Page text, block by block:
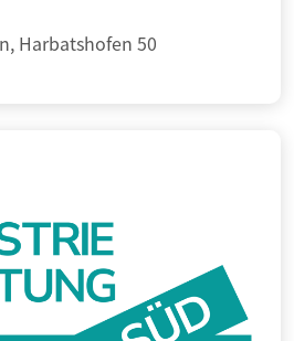
Harbatshofen 50